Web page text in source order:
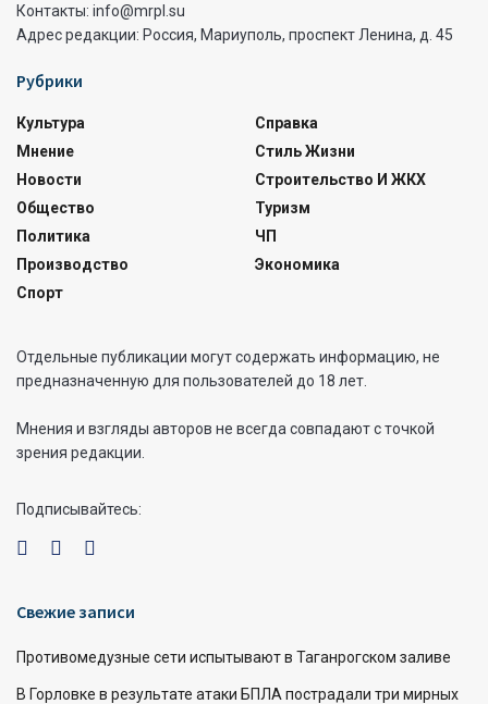
Контакты: info@mrpl.su
Адрес редакции: Россия, Мариуполь, проспект Ленина, д. 45
Рубрики
Культура
Мнение
Новости
Общество
Политика
Производство
Спорт
Справка
Стиль Жизни
Строительство И ЖКХ
Туризм
ЧП
Экономика
Отдельные публикации могут содержать информацию, не
предназначенную для пользователей до 18 лет.
Мнения и взгляды авторов не всегда совпадают с точкой
зрения редакции.
Подписывайтесь:
Свежие записи
Противомедузные сети испытывают в Таганрогском заливе
В Горловке в результате атаки БПЛА пострадали три мирных